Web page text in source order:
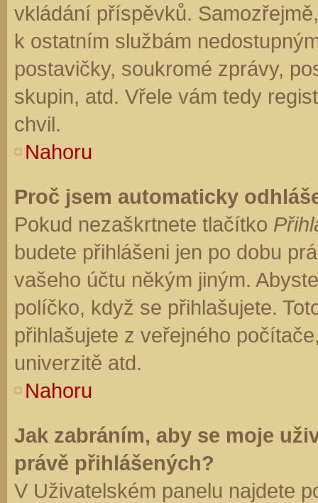
vkládání příspěvků.
k ostatním službám
postavičky, soukromé zprávy,
skupin, atd. Vřele vám tedy
chvil.
Nahoru
Proč jsem automaticky
Pokud nezaškrtnete tlačítko
budete přihlášeni jen po dobu
vašeho účtu někým jiným.
políčko, když se přihlašujete.
přihlašujete z veřejného
univerzitě atd.
Nahoru
Jak zabráním, aby se moje
právě přihlášených?
V Uživatelském panelu najdete